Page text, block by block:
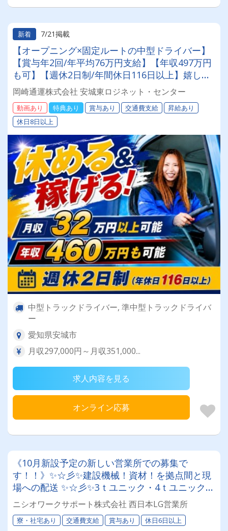
新着 7/21掲載
【オープニング×固定ルートの中型ドライバー】
【賞与年2回/年平均76万円支給】【年収497万円
も可】【週休2日制/年間休日116日以上】嬉しい
【入社祝い金10万円有】【固定ルート配送/近距
離メイン】【髪色自由・ネイル自由】【新規事業
オープニングメンバー】など他にもメリット沢
山！
岡崎通運株式会社 安城東ロジネット・センター
動画あり 特典あり 賞与あり 交通費支給
昇給あり
休日8日以上
中型トラックドライバー, 準中型トラックドライバ
ー
愛知県安城市
月収297,000円～月収351,000...
求人内容を見る
オンライン応募
《10月新設予定の新しい営業所での募集で
す！！》✨☆彡✨建設機械！資材！を拠点間と現
場への配送 ✨☆彡✨3ｔユニック・4ｔユニック車
ドライバー募集★プライム市場上場企業のグルー
プ会社！安心＆安定！！入社後に各種資格取得可
能！昇給も⤴⤴⤴◎！！！
ニシオワークサポート株式会社 西日本LG営業所
寮・社宅あり 交通費支給 賞与あり 休日6日以上